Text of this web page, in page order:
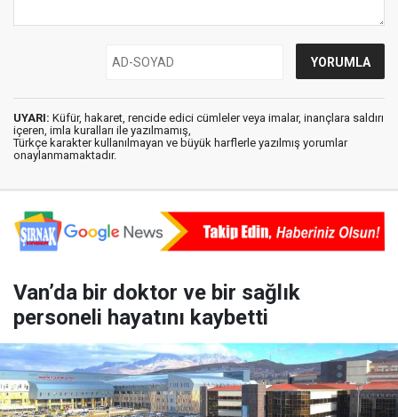
UYARI: Küfür, hakaret, rencide edici cümleler veya imalar, inançlara saldırı
içeren, imla kuralları ile yazılmamış,
Türkçe karakter kullanılmayan ve büyük harflerle yazılmış yorumlar
onaylanmamaktadır.
Van’da bir doktor ve bir sağlık
personeli hayatını kaybetti